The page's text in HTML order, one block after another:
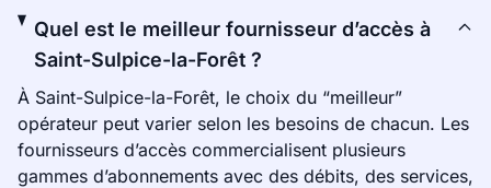
Quel est le meilleur fournisseur d’accès à
Saint-Sulpice-la-Forêt ?
À Saint-Sulpice-la-Forêt, le choix du “meilleur”
opérateur peut varier selon les besoins de chacun. Les
fournisseurs d’accès commercialisent plusieurs
gammes d’abonnements avec des débits, des services,